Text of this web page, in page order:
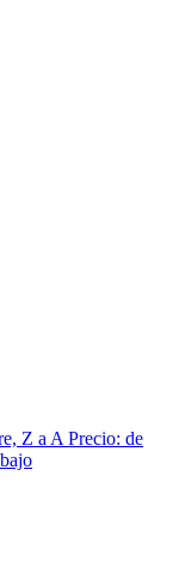
Z a A Precio: de